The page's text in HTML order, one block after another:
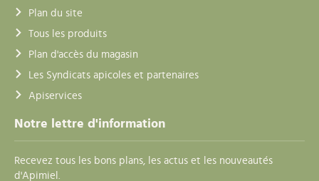
Plan du site
Tous les produits
Plan d'accès du magasin
Les Syndicats apicoles et partenaires
Apiservices
Notre lettre d'information
Recevez tous les bons plans, les actus et les nouveautés
d'Apimiel.